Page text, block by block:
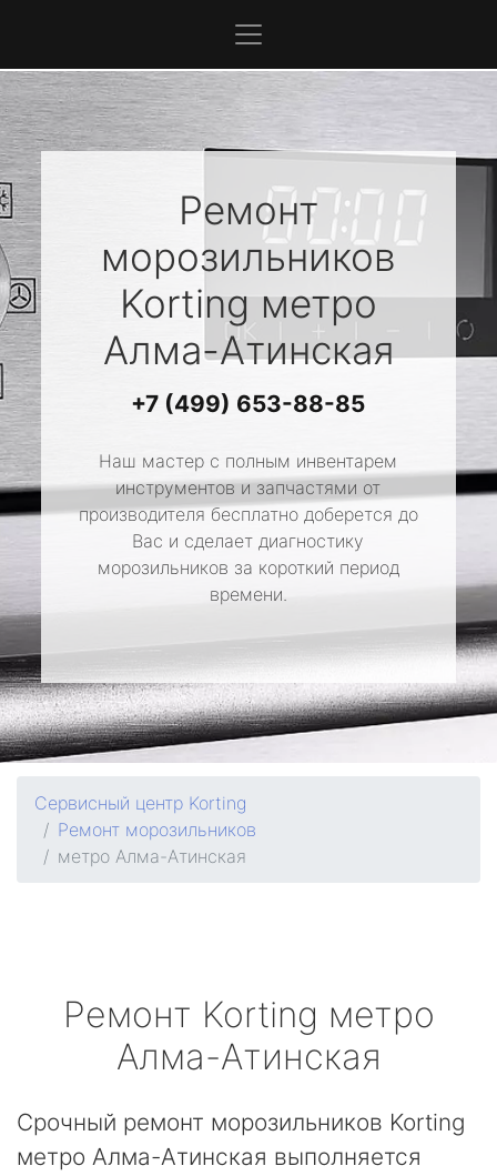
Ремонт
морозильников
Kortingметро
Алма-Атинская
+7 (499) 653-88-85
Наш мастер с полным инвентарем
инструментов и запчастями от
производителя бесплатно доберется до
Вас и сделает диагностику
морозильников за короткий период
времени.
Сервисный центр Korting
Ремонт морозильников
метро Алма-Атинская
Ремонт Korting метро
Алма-Атинская
Срочный ремонт морозильников Korting
метро Алма-Атинская выполняется